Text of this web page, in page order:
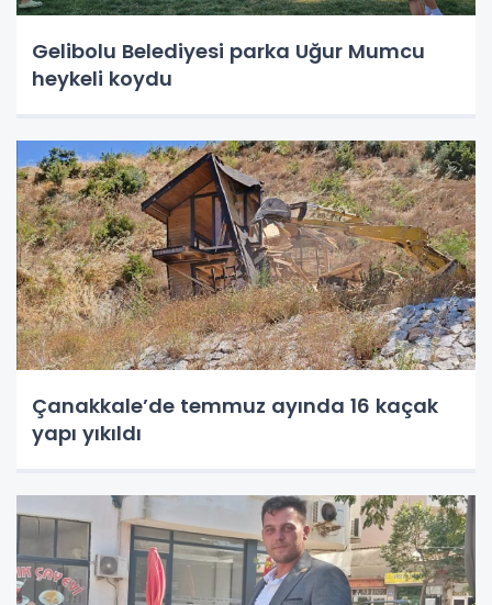
Gelibolu Belediyesi parka Uğur Mumcu
heykeli koydu
Çanakkale’de temmuz ayında 16 kaçak
yapı yıkıldı